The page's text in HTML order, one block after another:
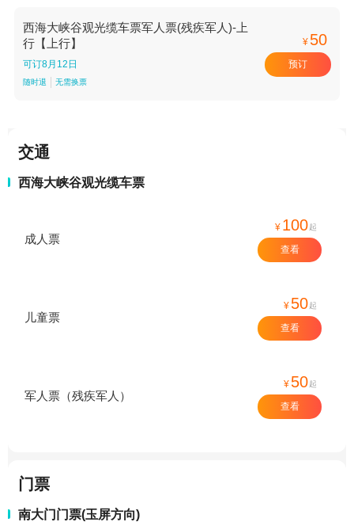
西海大峡谷观光缆车票军人票(残疾军人)-上
行【上行】
可订8月12日
随时退 无需换票
¥ 50
预订
交通
西海大峡谷观光缆车票
成人票
¥ 100起
查看
儿童票
¥ 50起
查看
军人票（残疾军人）
¥ 50起
查看
门票
南大门门票(玉屏方向)